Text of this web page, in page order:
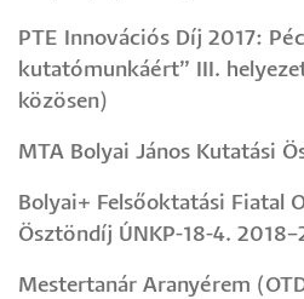
PTE Innovációs Díj 2017:
kutatómunkáért” III.
közösen)
MTA Bolyai János Kutatási
Bolyai+ Felsőoktatási Fiatal
Ösztöndíj ÚNKP-18-4.
Mestertanár Aranyérem